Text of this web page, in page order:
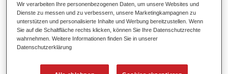
Produktmerkmale
Einfach und schnell zu verarbeiten.
Bietet eine hohe Farbtongenauigkeit und gleichmäßige
Effektausrichtung.
Fördert kurze Prozesszeiten.
Ermöglicht einfaches und sicheres Einlackieren.
Wir verarbeiten Ihre personenbezogenen Daten, um unsere Websites und
Dienste zu messen und zu verbessern, unsere Marketingkampagnen zu
unterstützen und personalisierte Inhalte und Werbung bereitzustellen. Wenn
Sie auf die Schaltfläche rechts klicken, können Sie Ihre Datenschutzrechte
wahrnehmen. Weitere Informationen finden Sie in unserer
Datenschutzerklärung